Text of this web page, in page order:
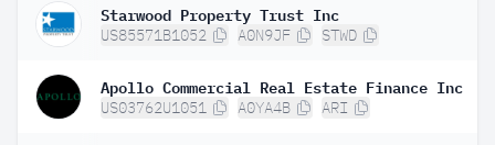
Starwood Property Trust Inc
US85571B1052 A0N9JF STWD
Apollo Commercial Real Estate Finance Inc
US03762U1051 A0YA4B ARI